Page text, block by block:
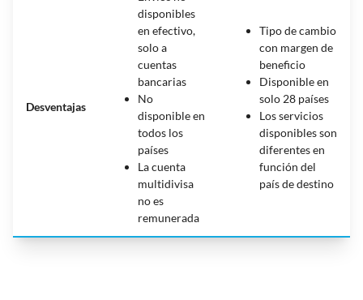
Desventajas
disponibles
en efectivo,
solo a
cuentas
bancarias
No
disponible en
todos los
países
La cuenta
multidivisa
no es
remunerada
Tipo de cambio
con margen de
beneficio
Disponible en
solo 28 países
Los servicios
disponibles son
diferentes en
función del
país de destino